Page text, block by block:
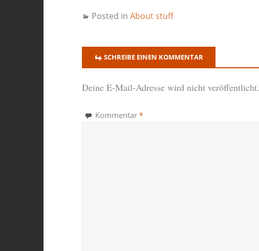
Posted in About stuff
SCHREIBE EINEN KOMMENTAR
Deine E-Mail-Adresse wird nicht veröffentlicht.
Kommentar *